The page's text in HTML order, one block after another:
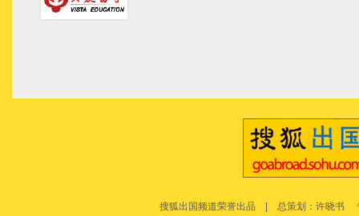
搜狐出国频道荣誉出品 | 总策划：许晓书